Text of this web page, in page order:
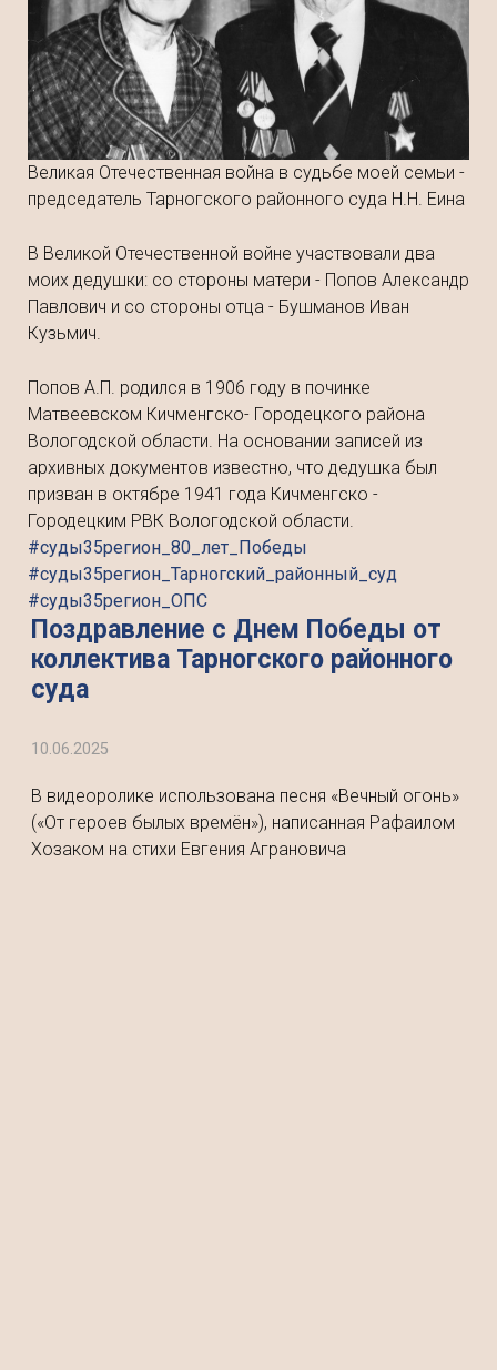
Великая Отечественная война в судьбе моей семьи -
председатель Тарногского районного суда Н.Н. Еина
В Великой Отечественной войне участвовали два
моих дедушки: со стороны матери - Попов Александр
Павлович и со стороны отца - Бушманов Иван
Кузьмич.
Попов А.П. родился в 1906 году в починке
Матвеевском Кичменгско- Городецкого района
Вологодской области. На основании записей из
архивных документов известно, что дедушка был
призван в октябре 1941 года Кичменгско -
Городецким РВК Вологодской области.
#суды35регион_80_лет_Победы
#суды35регион_Тарногский_районный_суд
#суды35регион_ОПС
Поздравление с Днем Победы от
коллектива Тарногского районного
суда
10.06.2025
В видеоролике использована песня «Вечный огонь»
(«От героев былых времён»), написанная Рафаилом
Хозаком на стихи Евгения Аграновича